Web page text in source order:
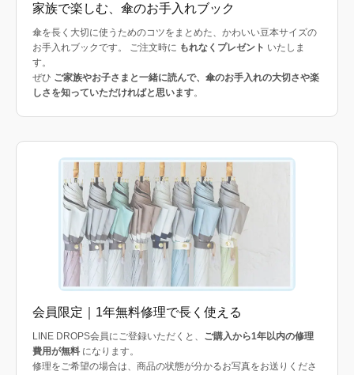
家族で楽しむ、傘のお手入れブック
傘を長く大切に使うためのコツをまとめた、かわいい豆本サイズの
お手入れブックです。 ご注文時に もれなくプレゼント いたしま
す。
ぜひ ご家族やお子さまと一緒に読んで、傘のお手入れの大切さや楽
しさを知っていただければと思います。
会員限定｜1年無料修理で長く使える
LINE DROPS会員にご登録いただくと、 ご購入から1年以内の修理
費用が無料 になります。
修理をご希望の場合は、商品の状態が分かるお写真をお送りくださ